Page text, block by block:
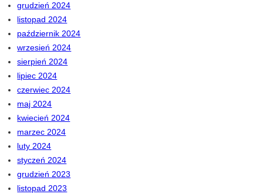
grudzień 2024
listopad 2024
październik 2024
wrzesień 2024
sierpień 2024
lipiec 2024
czerwiec 2024
maj 2024
kwiecień 2024
marzec 2024
luty 2024
styczeń 2024
grudzień 2023
listopad 2023